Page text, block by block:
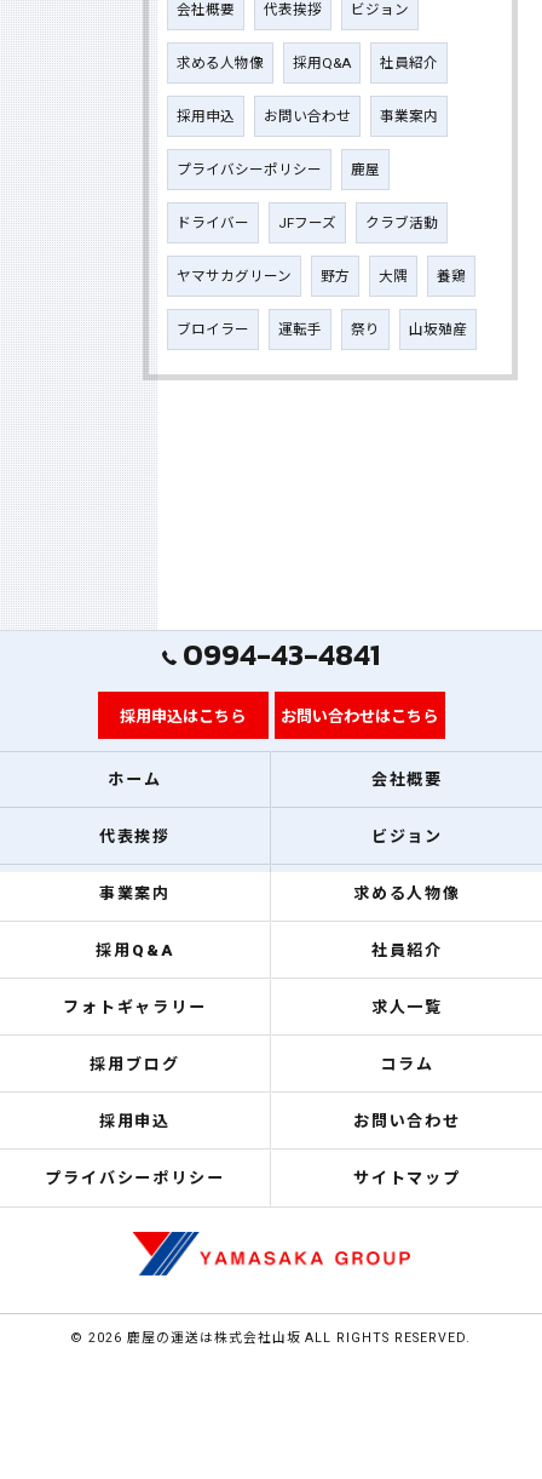
会社概要 代表挨拶 ビジョン
求める人物像 採用Q&A 社員紹介
採用申込 お問い合わせ 事業案内
プライバシーポリシー 鹿屋
ドライバー JFフーズ クラブ活動
ヤマサカグリーン 野方 大隅 養鶏
ブロイラー 運転手 祭り 山坂殖産
0994-43-4841
採用申込はこちら お問い合わせはこちら
ホーム 会社概要
代表挨拶 ビジョン
事業案内 求める人物像
採用Q&A 社員紹介
フォトギャラリー 求人一覧
採用ブログ コラム
採用申込 お問い合わせ
プライバシーポリシー サイトマップ
© 2026 鹿屋の運送は株式会社山坂 ALL RIGHTS RESERVED.